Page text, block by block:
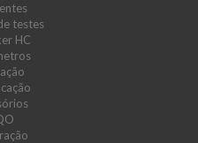
testes
HC